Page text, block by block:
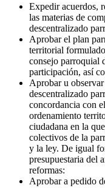
Expedir acuerdos,
las materias de
descentralizado
Aprobar el plan
territorial
consejo parroquial
participación, así
Aprobar u
descentralizado
concordancia con
ordenamiento
ciudadana en la
colectivos de la
y la ley. De igual
presupuestaria del
reformas:
Aprobar a pedido